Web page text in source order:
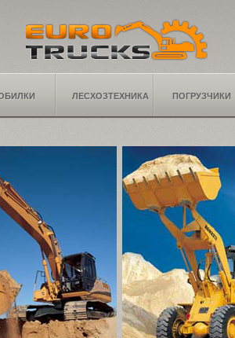
ЛЕСХОЗТЕХНИКА ПОГРУЗЧИКИ